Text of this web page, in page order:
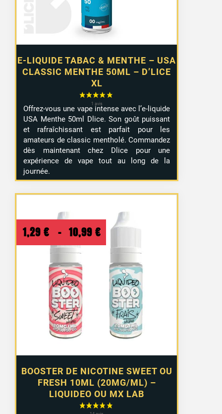
E-LIQUIDE TABAC & MENTHE – USA
CLASSIC MENTHE 50ML – D’LICE
XL
Offrez-vous une vape intense avec l’e-liquide
USA Menthe 50ml Dlice. Son goût puissant
et rafraîchissant est parfait pour les
amateurs de classic mentholé. Commandez
dès maintenant chez Dlice pour une
expérience de vape tout au long de la
journée.
BOOSTER DE NICOTINE SWEET OU
FRESH 10ML (20MG/ML) –
LIQUIDEO OU MX LAB
1,29 € – 10,99 €
Plage
de
prix :
1,29 €
10,99 €